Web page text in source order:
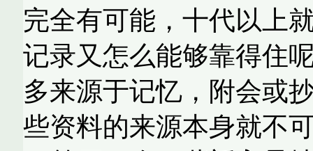
完全有可能，十代以上
记录又怎么能够靠得住
多来源于记忆，附会或
些资料的来源本身就不